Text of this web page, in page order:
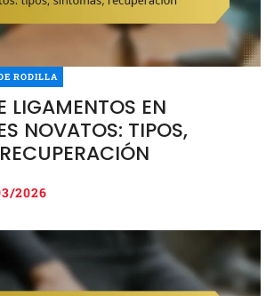
RODILLA
LIGAMENTOS EN
NOVATOS: TIPOS,
2026